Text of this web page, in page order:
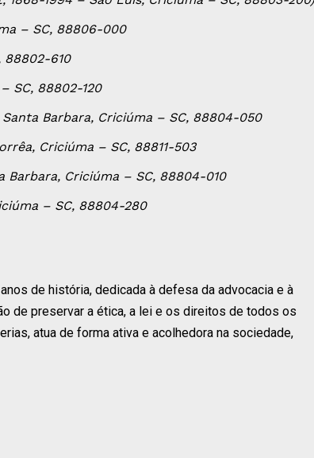
– SC, 88806-000
88802-610
SC, 88802-120
Barbara, Criciúma – SC, 88804-050
Criciúma – SC, 88811-503
Barbara, Criciúma – SC, 88804-010
– SC, 88804-280
de história, dedicada à defesa da advocacia e à
de preservar a ética, a lei e os direitos de todos os
atua de forma ativa e acolhedora na sociedade,